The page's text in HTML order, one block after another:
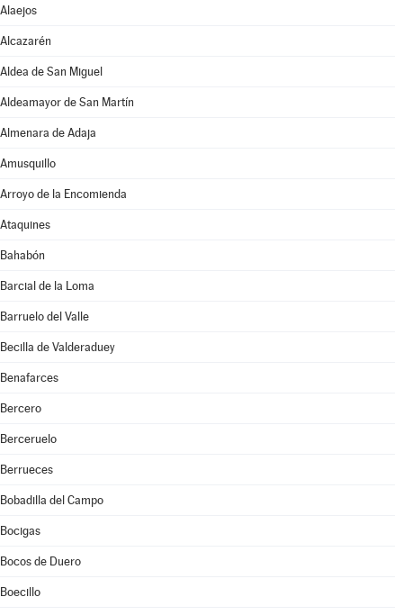
Alaejos
Alcazarén
Aldea de San Miguel
Aldeamayor de San Martín
Almenara de Adaja
Amusquillo
Arroyo de la Encomienda
Ataquines
Bahabón
Barcial de la Loma
Barruelo del Valle
Becilla de Valderaduey
Benafarces
Bercero
Berceruelo
Berrueces
Bobadilla del Campo
Bocigas
Bocos de Duero
Boecillo